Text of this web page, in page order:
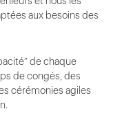
aux besoins des
de chaque
de congés, des
cérémonies agiles